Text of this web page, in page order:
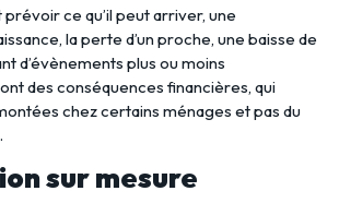
ce qu’il peut arriver, une
la perte d’un proche, une baisse de
d’évènements plus ou moins
des conséquences financières, qui
chez certains ménages et pas du
sur mesure